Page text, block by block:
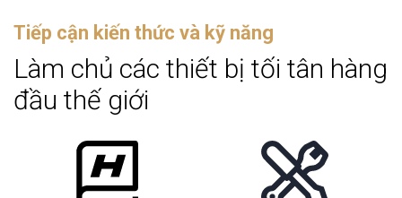
Tiếp cận kiến thức và kỹ năng
Làm chủ các thiết bị tối tân hàng
đầu thế giới